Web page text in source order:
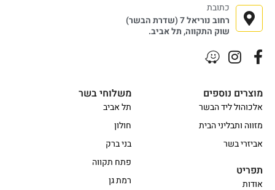
משלוחי בשר
תל אביב
חולון
בני ברק
פתח תקווה
רמת גן
מוצרים נוספים
אלכוהול ליד הבשר
מזווה ותבליני הבית
אביזרי בשר
תפריט
אודות
כתובת
רחוב נוריאל 7 (שדרת הבשר)
שוק התקווה, תל אביב.